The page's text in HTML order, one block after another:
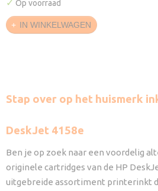
✓ Op voorraad
IN WINKELWAGEN
Stap over op het huismerk
DeskJet 4158e
Ben je op zoek naar een voordelig
originele cartridges van de HP
uitgebreide assortiment printerinkt